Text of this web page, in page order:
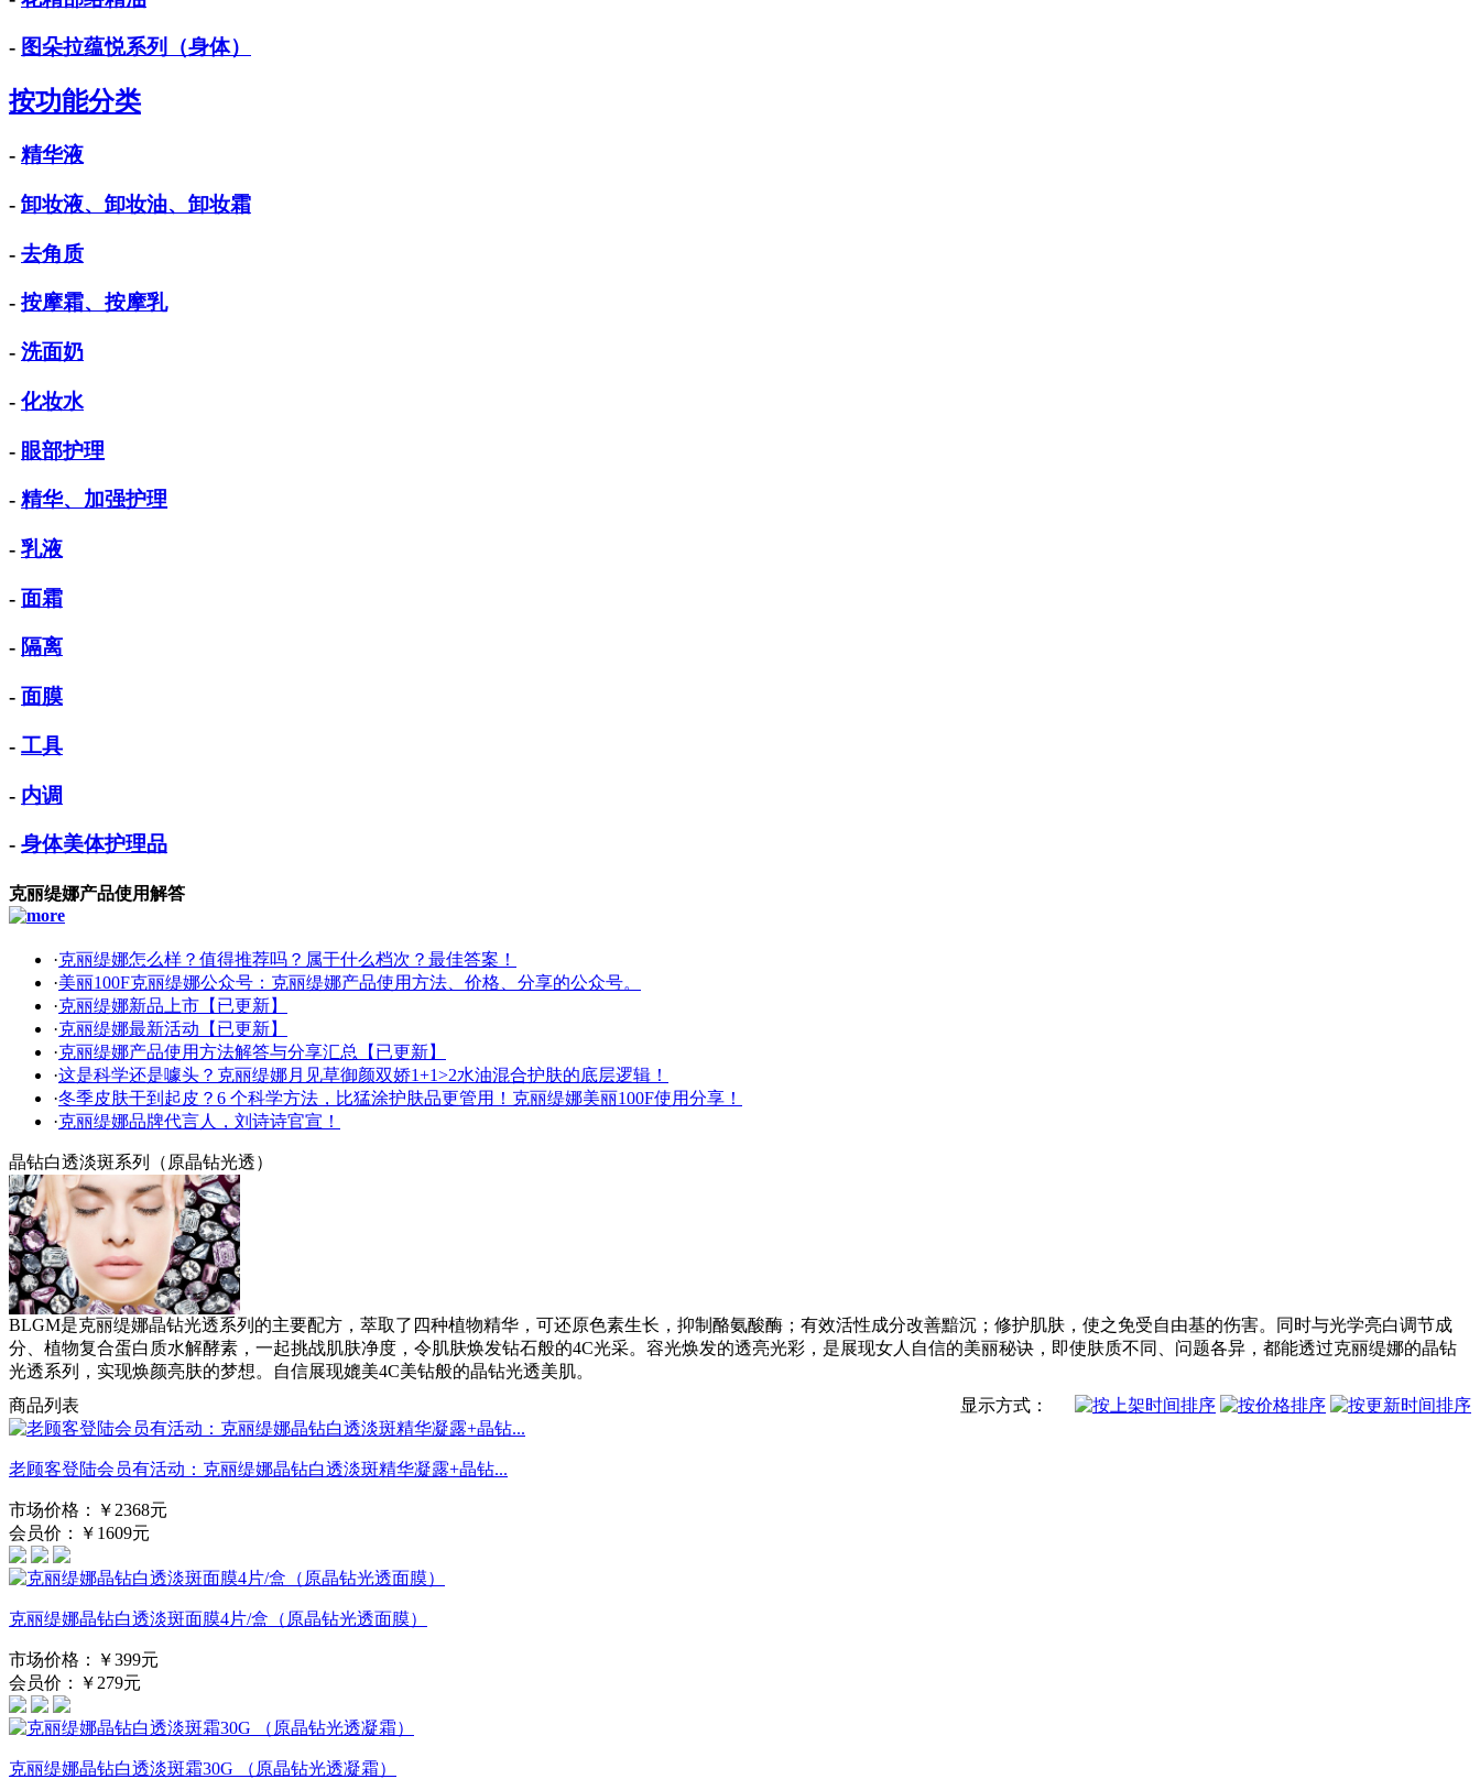
- 图朵拉蕴悦系列（身体）
按功能分类
- 精华液
- 卸妆液、卸妆油、卸妆霜
- 去角质
- 按摩霜、按摩乳
- 洗面奶
- 化妆水
- 眼部护理
- 精华、加强护理
- 乳液
- 面霜
- 隔离
- 面膜
- 工具
- 内调
- 身体美体护理品
克丽缇娜产品使用解答
·克丽缇娜怎么样？值得推荐吗？属于什么档次？最佳答案！
·美丽100F克丽缇娜公众号：克丽缇娜产品使用方法、价格、分享的公众号。
·克丽缇娜新品上市【已更新】
·克丽缇娜最新活动【已更新】
·克丽缇娜产品使用方法解答与分享汇总【已更新】
·这是科学还是噱头？克丽缇娜月见草御颜双娇1+1>2水油混合护肤的底层逻辑！
·冬季皮肤干到起皮？6 个科学方法，比猛涂护肤品更管用！克丽缇娜美丽100F使用分享！
·克丽缇娜品牌代言人，刘诗诗官宣！
晶钻白透淡斑系列（原晶钻光透）
BLGM是克丽缇娜晶钻光透系列的主要配方，萃取了四种植物精华，可还原色素生长，抑制酪氨酸酶；有效活性成分改善黯沉；修护肌肤，使之免受自由基的伤害。同时与光学亮白调节成
分、植物复合蛋白质水解酵素，一起挑战肌肤净度，令肌肤焕发钻石般的4C光采。容光焕发的透亮光彩，是展现女人自信的美丽秘诀，即使肤质不同、问题各异，都能透过克丽缇娜的晶钻
光透系列，实现焕颜亮肤的梦想。自信展现媲美4C美钻般的晶钻光透美肌。
商品列表
显示方式：
老顾客登陆会员有活动：克丽缇娜晶钻白透淡斑精华凝露+晶钻...
市场价格：￥2368元
会员价：￥1609元
克丽缇娜晶钻白透淡斑面膜4片/盒（原晶钻光透面膜）
市场价格：￥399元
会员价：￥279元
克丽缇娜晶钻白透淡斑霜30G （原晶钻光透凝霜）